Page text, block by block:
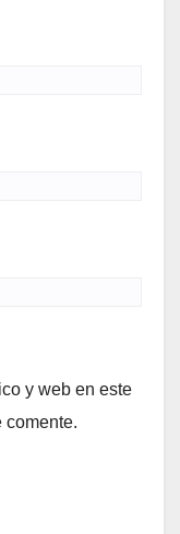
y web en este
comente.